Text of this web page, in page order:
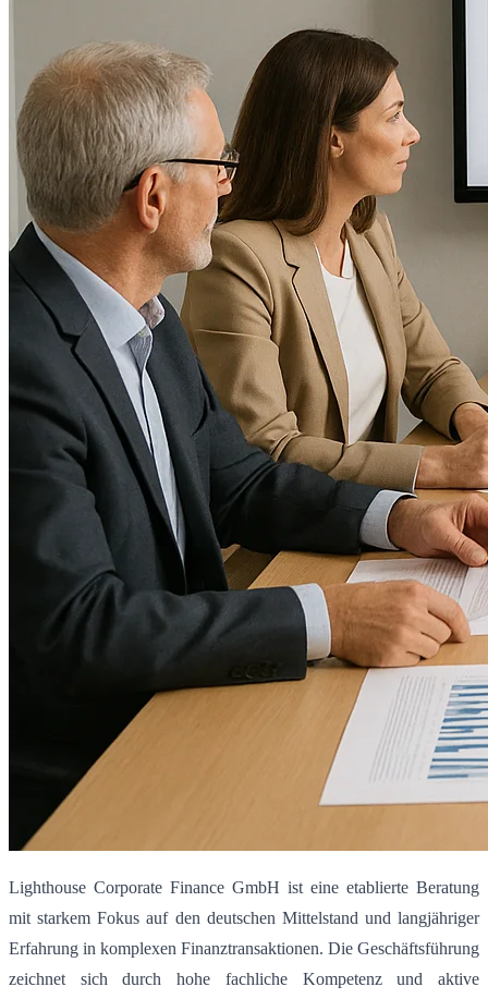
Lighthouse Corporate Finance GmbH ist eine etablierte Beratung
mit starkem Fokus auf den deutschen Mittelstand und langjähriger
Erfahrung in komplexen Finanztransaktionen. Die Geschäftsführung
zeichnet sich durch hohe fachliche Kompetenz und aktive